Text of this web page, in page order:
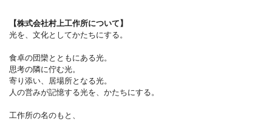
【株式会社村上工作所について】
光を、文化としてかたちにする。
食卓の団欒とともにある光。
思考の隣に佇む光。
寄り添い、居場所となる光。
人の営みが記憶する光を、かたちにする。
工作所の名のもと、